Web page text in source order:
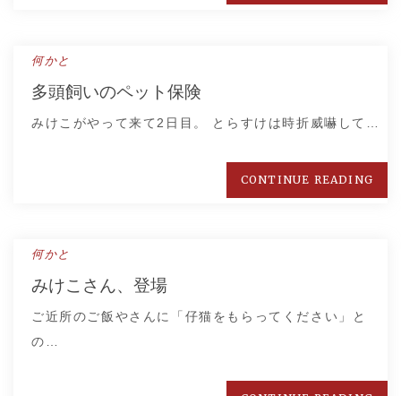
何かと
多頭飼いのペット保険
みけこがやって来て2日目。 とらすけは時折威嚇して…
CONTINUE READING
何かと
みけこさん、登場
ご近所のご飯やさんに「仔猫をもらってください」と
の…